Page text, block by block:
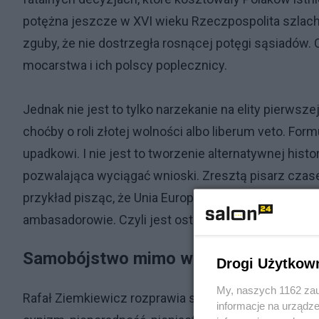
potężna jeszcze w XVI wieku Rzeczpospolita
zguby, że nie dostrzegła rosnącej potęgi sąsiadów.
mocarstwa i ich polscy poplecznicy.
Jednak nie jest to tylko narzekanie na elity
choćby o roli złotej wolności albo liberum veto.
upadkowi. I nie jest to tworzenie alternatywnej
pozwalająca wyciągać wnioski. Zresztą pisarz
przykład pisząc, że Unia Europejska spełnia dziś
ambasadorowie. Czyli jest ostro.
Samobójstwo mimo woli
Rafał Ziemkiewicz rozprawia się z zimną pasją z
Drogi
My, naszych 1162
informacje na